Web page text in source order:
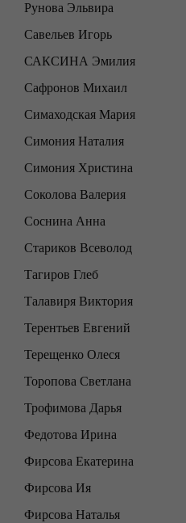
Рунова Эльвира
Савельев Игорь
САКСИНА Эмилия
Сафронов Михаил
Симаходская Мария
Симония Наталия
Симония Христина
Соколова Валерия
Соснина Анна
Стариков Всеволод
Тагиров Глеб
Талавиря Виктория
Терентьев Евгений
Терещенко Олеся
Торопова Светлана
Трофимова Дарья
Федотова Ирина
Фирсова Екатерина
Фирсова Ия
Фирсова Наталья